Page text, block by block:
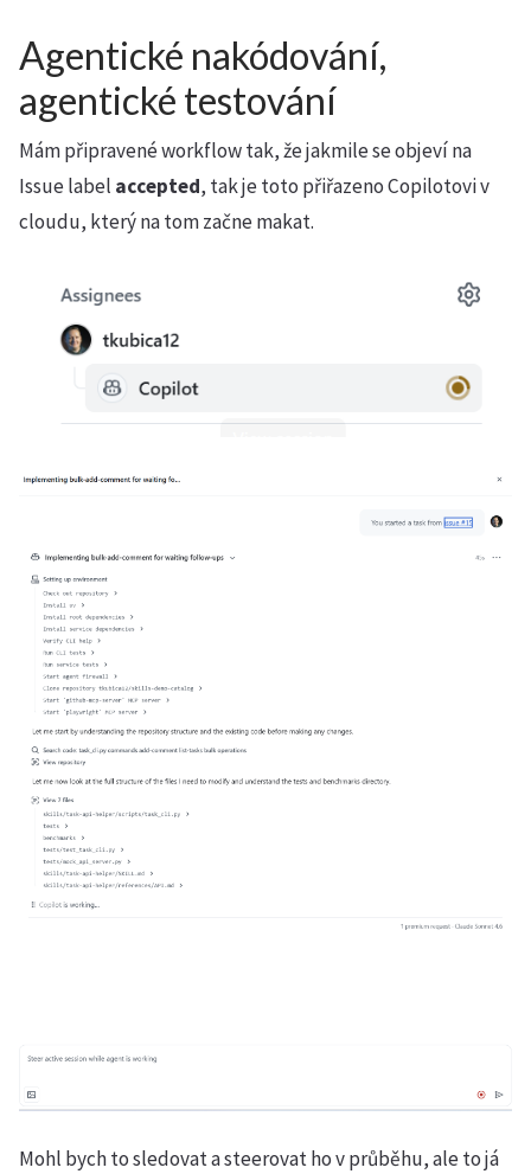
Agentické nakódování,
agentické testování
Mám připravené workflow tak, že jakmile se objeví na
Issue label accepted, tak je toto přiřazeno Copilotovi v
cloudu, který na tom začne makat.
Mohl bych to sledovat a steerovat ho v průběhu, ale to já